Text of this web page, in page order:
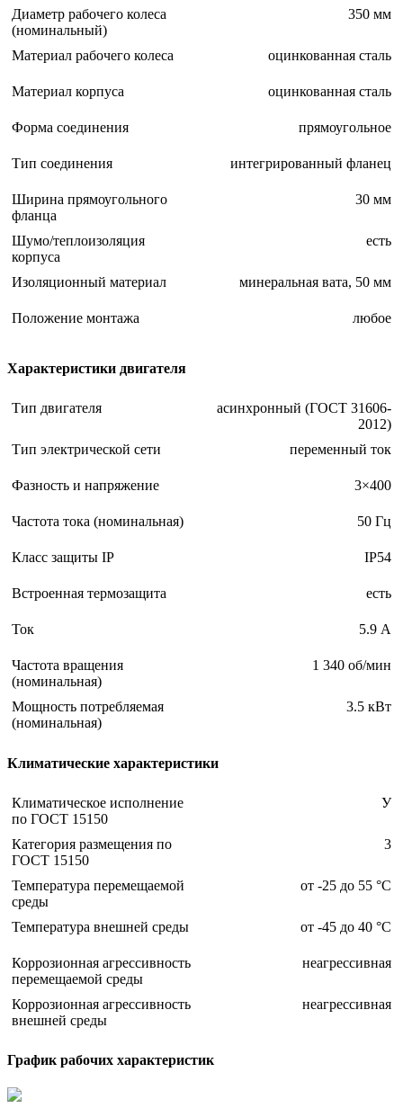
Диаметр рабочего колеса
(номинальный)
350 мм
Материал рабочего колеса оцинкованная сталь
Материал корпуса оцинкованная сталь
Форма соединения прямоугольное
Тип соединения интегрированный фланец
Ширина прямоугольного
фланца
30 мм
Шумо/теплоизоляция
корпуса
есть
Изоляционный материал минеральная вата, 50 мм
Положение монтажа любое
Характеристики двигателя
Тип двигателя
асинхронный (ГОСТ 31606-
2012)
Тип электрической сети
переменный ток
Фазность и напряжение 3×400
Частота тока (номинальная) 50 Гц
Класс защиты IP IP54
Встроенная термозащита есть
Ток 5.9 А
Частота вращения
(номинальная)
1 340 об/мин
Мощность потребляемая
(номинальная)
3.5 кВт
Климатические характеристики
Климатическое исполнение
по ГОСТ 15150
У
Категория размещения по
ГОСТ 15150
3
Температура перемещаемой
среды
от -25 до 55 °С
Температура внешней среды от -45 до 40 °С
Коррозионная агрессивность
перемещаемой среды
неагрессивная
Коррозионная агрессивность
внешней среды
неагрессивная
График рабочих характеристик